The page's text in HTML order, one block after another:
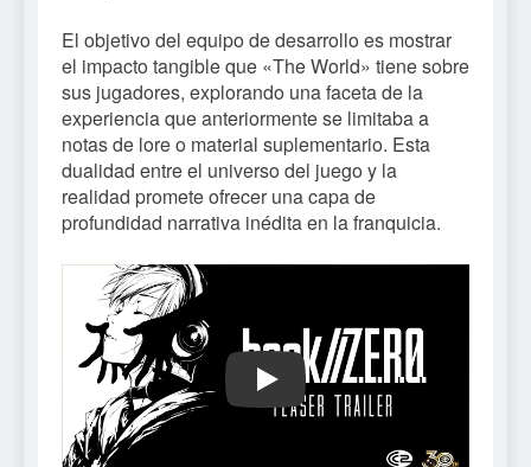
El objetivo del equipo de desarrollo es mostrar
el impacto tangible que «The World» tiene sobre
sus jugadores, explorando una faceta de la
experiencia que anteriormente se limitaba a
notas de lore o material suplementario. Esta
dualidad entre el universo del juego y la
realidad promete ofrecer una capa de
profundidad narrativa inédita en la franquicia.
Play